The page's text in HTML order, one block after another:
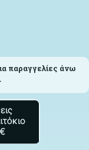
παραγγελίες άνω